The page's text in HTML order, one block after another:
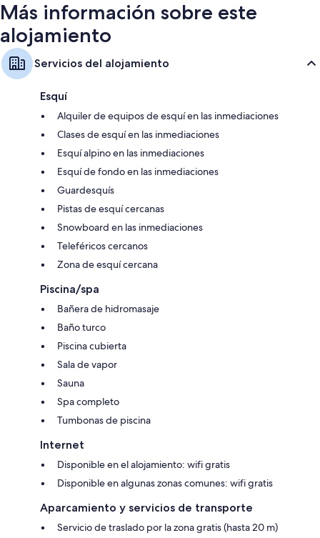
Más información sobre este
alojamiento
Servicios del alojamiento
Esquí
Alquiler de equipos de esquí en las inmediaciones
Clases de esquí en las inmediaciones
Esquí alpino en las inmediaciones
Esquí de fondo en las inmediaciones
Guardesquís
Pistas de esquí cercanas
Snowboard en las inmediaciones
Teleféricos cercanos
Zona de esquí cercana
Piscina/spa
Bañera de hidromasaje
Baño turco
Piscina cubierta
Sala de vapor
Sauna
Spa completo
Tumbonas de piscina
Internet
Disponible en el alojamiento: wifi gratis
Disponible en algunas zonas comunes: wifi gratis
Aparcamiento y servicios de transporte
Servicio de traslado por la zona gratis (hasta 20 m)